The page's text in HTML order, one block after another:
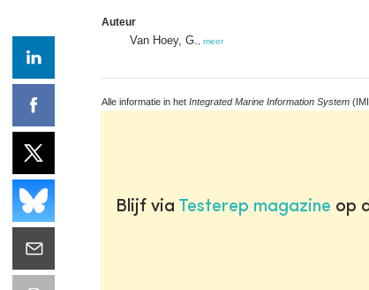
Auteur
Van Hoey, G. meer
Alle informatie in het Integrated Marine Information System
Blijf via Testerep magazine op